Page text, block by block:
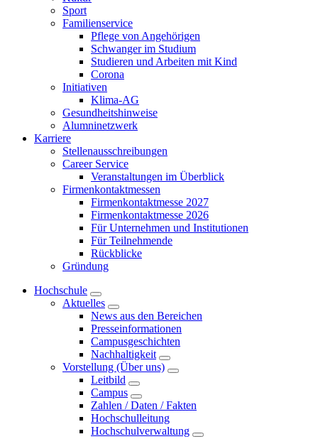
Sport
Familienservice
Pflege von Angehörigen
Schwanger im Studium
Studieren und Arbeiten mit Kind
Corona
Initiativen
Klima-AG
Gesundheitshinweise
Alumninetzwerk
Karriere
Stellenausschreibungen
Career Service
Veranstaltungen im Überblick
Firmenkontaktmessen
Firmenkontaktmesse 2027
Firmenkontaktmesse 2026
Für Unternehmen und Institutionen
Für Teilnehmende
Rückblicke
Gründung
Hochschule
Aktuelles
News aus den Bereichen
Presseinformationen
Campusgeschichten
Nachhaltigkeit
Vorstellung (Über uns)
Leitbild
Campus
Zahlen / Daten / Fakten
Hochschulleitung
Hochschulverwaltung